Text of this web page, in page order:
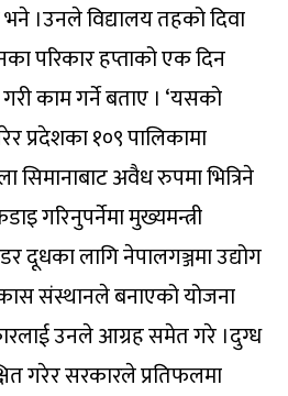
भने ।उनले विद्यालय तहको दिवा
परिकार हप्ताको एक दिन
काम गर्ने बताए । ‘यसको
प्रदेशका १०९ पालिकामा
सिमानाबाट अवैध रुपमा भित्रिने
गरिनुपर्नेमा मुख्यमन्त्री
दूधका लागि नेपालगञ्जमा उद्योग
संस्थानले बनाएको योजना
उनले आग्रह समेत गरे ।दुग्ध
गरेर सरकारले प्रतिफलमा